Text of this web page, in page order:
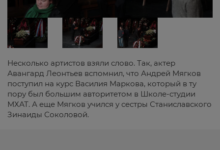
Несколько артистов взяли слово. Так, актер
Авангард Леонтьев вспомнил, что Андрей Мягков
поступил на курс Василия Маркова, который в ту
пору был большим авторитетом в Школе-студии
МХАТ. А еще Мягков учился у сестры Станиславского
Зинаиды Соколовой.